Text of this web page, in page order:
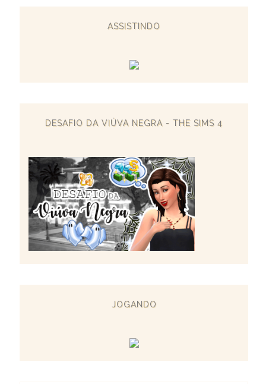
ASSISTINDO
DESAFIO DA VIÚVA NEGRA - THE SIMS 4
JOGANDO